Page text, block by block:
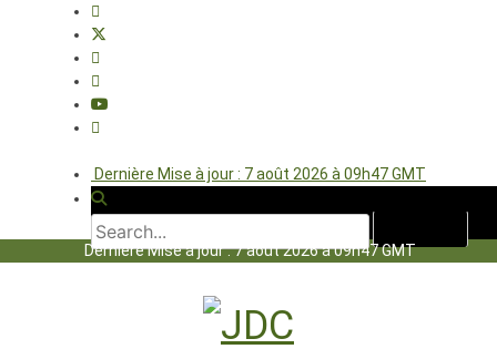
Dernière Mise à jour : 7 août 2026 à 09h47 GMT
Dernière Mise à jour : 7 août 2026 à 09h47 GMT